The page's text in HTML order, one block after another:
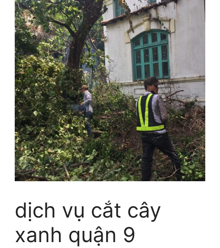
dịch vụ cắt cây
xanh quận 9